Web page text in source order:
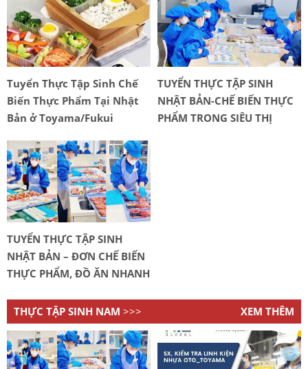
Tuyển Thực Tập Sinh Chế
Biến Thực Phẩm Tại Nhật
Bản ở Toyama/Fukui
TUYỂN THỰC TẬP SINH
NHẬT BẢN-CHẾ BIẾN THỰC
PHẨM TRONG SIÊU THỊ
TUYỂN THỰC TẬP SINH
NHẬT BẢN – ĐƠN CHẾ BIẾN
THỰC PHẨM, ĐỒ ĂN NHANH
THỰC TẬP SINH NAM >>> XEM THÊM